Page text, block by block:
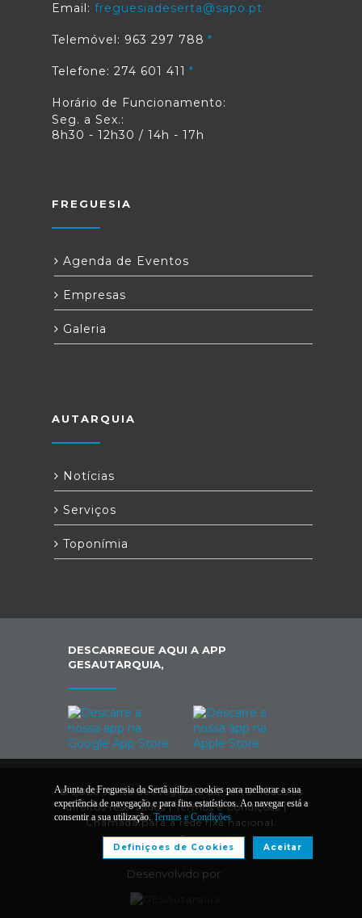
Email: freguesiadeserta@sapo.pt
Telemóvel: 963 297 788
Telefone: 274 601 411
Horário de Funcionamento:
Seg. a Sex.:
8h30 - 12h30 / 14h - 17h
FREGUESIA
Agenda de Eventos
Empresas
Galeria
AUTARQUIA
Notícias
Serviços
Toponímia
DESCARREGUE AQUI A APP
GESAUTARQUIA,
© 2026 Junta de Freguesia da Sertã. Todos os
direitos reservados |Termos e Condições|*
Chamada para a rede fixa nacional.
Desenvolvido por:
A Junta de Freguesia da Sertã utiliza cookies para melhorar a sua
experiência de navegação e para fins estatísticos. Ao navegar está a
consentir a sua utilização. Termos e Condições
Aceitar
Definiçoes de Cookies